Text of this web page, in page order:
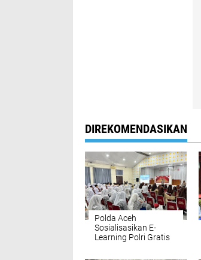
DIREKOMENDASIKAN
Polda Aceh
Sosialisasikan E-
Learning Polri Gratis